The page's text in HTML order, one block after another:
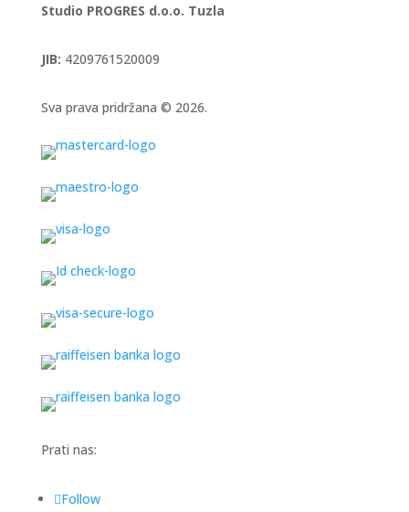
Studio PROGRES d.o.o. Tuzla
JIB: 4209761520009
Sva prava pridržana © 2026.
Prati nas:
Follow